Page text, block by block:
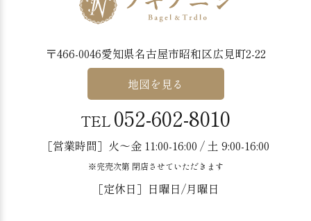
〒466-0046愛知県名古屋市昭和区広見町2-22
地図を見る
TEL 052-602-8010
［営業時間］火〜金 11:00-16:00 / 土 9:00-16:00
※完売次第 閉店させていただきます
［定休日］日曜日/月曜日